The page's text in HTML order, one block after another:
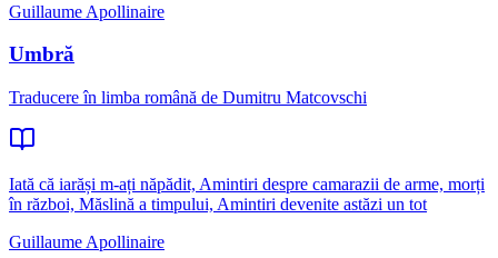
Guillaume Apollinaire
Umbră
Traducere în limba română de Dumitru Matcovschi
Iată că iarăși m-ați năpădit, Amintiri despre camarazii de arme, morți
în război, Măslină a timpului, Amintiri devenite astăzi un tot
Guillaume Apollinaire